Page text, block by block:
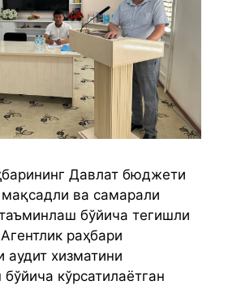
Давлат бюджети
ва самарали
бўйича тегишли
раҳбари
хизматини
кўрсатилаётган